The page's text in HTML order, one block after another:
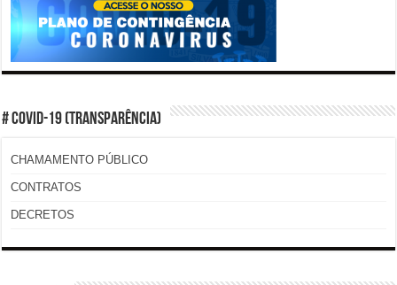
# COVID-19 (TRANSPARÊNCIA)
CHAMAMENTO PÚBLICO
CONTRATOS
DECRETOS